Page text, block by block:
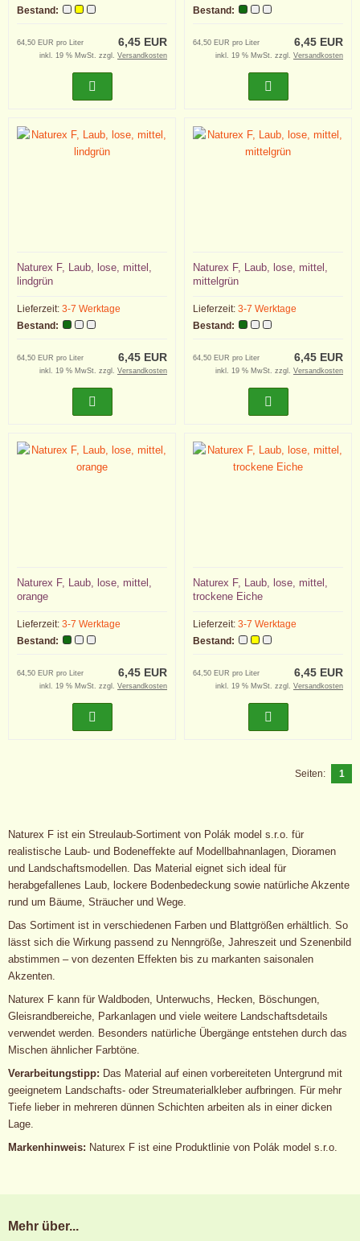
Bestand:
6,45 EUR
64,50 EUR pro Liter
inkl. 19 % MwSt. zzgl. Versandkosten
Bestand:
6,45 EUR
64,50 EUR pro Liter
inkl. 19 % MwSt. zzgl. Versandkosten
Naturex F, Laub, lose, mittel,
lindgrün
Lieferzeit: 3-7 Werktage
Bestand:
6,45 EUR
64,50 EUR pro Liter
inkl. 19 % MwSt. zzgl. Versandkosten
Naturex F, Laub, lose, mittel,
mittelgrün
Lieferzeit: 3-7 Werktage
Bestand:
6,45 EUR
64,50 EUR pro Liter
inkl. 19 % MwSt. zzgl. Versandkosten
Naturex F, Laub, lose, mittel,
orange
Lieferzeit: 3-7 Werktage
Bestand:
6,45 EUR
64,50 EUR pro Liter
inkl. 19 % MwSt. zzgl. Versandkosten
Naturex F, Laub, lose, mittel,
trockene Eiche
Lieferzeit: 3-7 Werktage
Bestand:
6,45 EUR
64,50 EUR pro Liter
inkl. 19 % MwSt. zzgl. Versandkosten
Seiten: 1
Naturex F ist ein Streulaub-Sortiment von Polák model s.r.o. für
realistische Laub- und Bodeneffekte auf Modellbahnanlagen, Dioramen
und Landschaftsmodellen. Das Material eignet sich ideal für
herabgefallenes Laub, lockere Bodenbedeckung sowie natürliche Akzente
rund um Bäume, Sträucher und Wege.
Das Sortiment ist in verschiedenen Farben und Blattgrößen erhältlich. So
lässt sich die Wirkung passend zu Nenngröße, Jahreszeit und Szenenbild
abstimmen – von dezenten Effekten bis zu markanten saisonalen
Akzenten.
Naturex F kann für Waldboden, Unterwuchs, Hecken, Böschungen,
Gleisrandbereiche, Parkanlagen und viele weitere Landschaftsdetails
verwendet werden. Besonders natürliche Übergänge entstehen durch das
Mischen ähnlicher Farbtöne.
Verarbeitungstipp: Das Material auf einen vorbereiteten Untergrund mit
geeignetem Landschafts- oder Streumaterialkleber aufbringen. Für mehr
Tiefe lieber in mehreren dünnen Schichten arbeiten als in einer dicken
Lage.
Markenhinweis: Naturex F ist eine Produktlinie von Polák model s.r.o.
Mehr über...